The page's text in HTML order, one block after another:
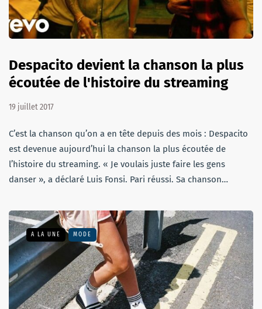
Despacito devient la chanson la plus
écoutée de l'histoire du streaming
19 juillet 2017
C’est la chanson qu’on a en tête depuis des mois : Despacito
est devenue aujourd’hui la chanson la plus écoutée de
l’histoire du streaming. « Je voulais juste faire les gens
danser », a déclaré Luis Fonsi. Pari réussi. Sa chanson…
A LA UNE MODE